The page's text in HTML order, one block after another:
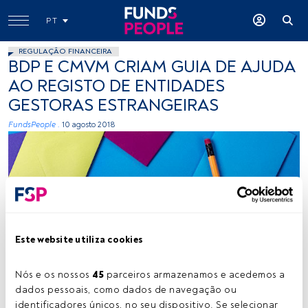
Este website utiliza cookies
Nós e os nossos 45 parceiros armazenamos e acedemos a
dados pessoais, como dados de navegação ou
identificadores únicos, no seu dispositivo. Se selecionar
PT
REGULAÇÃO FINANCEIRA
BDP E CMVM CRIAM GUIA DE AJUDA
AO REGISTO DE ENTIDADES
GESTORAS ESTRANGEIRAS
FundsPeople . 10 agosto 2018
Tempo de leitura:1 min.